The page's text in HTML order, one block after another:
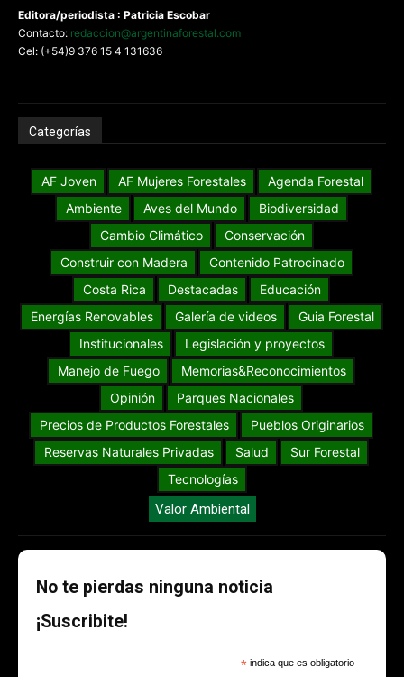
Editora/periodista : Patricia Escobar
Contacto: redaccion@argentinaforestal.com
Cel: (+54)9 376 15 4 131636
Categorías
AF Joven AF Mujeres Forestales
Agenda Forestal
Ambiente
Aves del Mundo
Biodiversidad
Cambio Climático
Conservación
Construir con Madera
Contenido Patrocinado
Costa Rica
Destacadas
Educación
Energías Renovables
Galería de videos
Guia Forestal
Institucionales
Legislación y proyectos
Manejo de Fuego
Memorias&Reconocimientos
Opinión
Parques Nacionales
Precios de Productos Forestales
Pueblos Originarios
Reservas Naturales Privadas
Salud
Sur Forestal
Tecnologías
Valor Ambiental
No te pierdas ninguna noticia
¡Suscribite!
* indica que es obligatorio